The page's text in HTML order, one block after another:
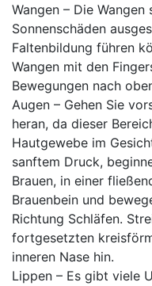
Wangen – Die
Sonnenschäden
Faltenbildung führen
Wangen mit den
Bewegungen nach
Augen – Gehen Sie
heran, da dieser
Hautgewebe im
sanftem Druck,
Brauen, in einer
Brauenbein und
Richtung Schläfen.
fortgesetzten
inneren Nase hin.
Lippen – Es gibt viele